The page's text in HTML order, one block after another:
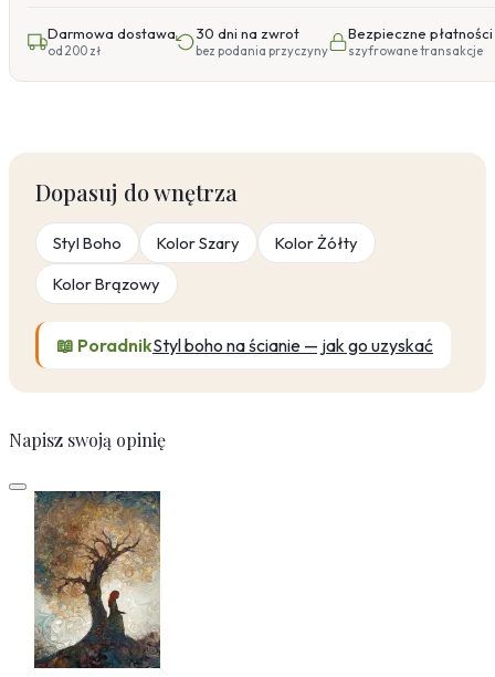
Darmowa dostawa
od 200 zł
30 dni na zwrot
bez podania przyczyny
Bezpieczne płatności
szyfrowane transakcje
Dopasuj do wnętrza
Styl Boho Kolor Szary
Kolor Żółty
Kolor Brązowy
📖 PoradnikStyl boho na ścianie — jak go uzyskać
Napisz swoją opinię